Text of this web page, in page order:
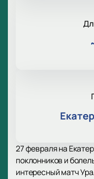
27 февраля на
поклонников и
интересный матч